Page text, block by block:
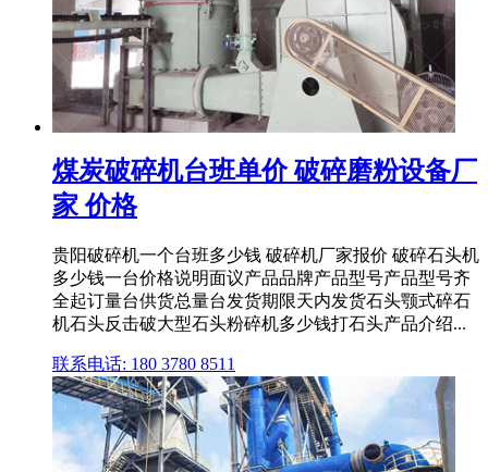
煤炭破碎机台班单价 破碎磨粉设备厂
家 价格
贵阳破碎机一个台班多少钱 破碎机厂家报价 破碎石头机
多少钱一台价格说明面议产品品牌产品型号产品型号齐
全起订量台供货总量台发货期限天内发货石头颚式碎石
机石头反击破大型石头粉碎机多少钱打石头产品介绍...
联系电话: 180 3780 8511